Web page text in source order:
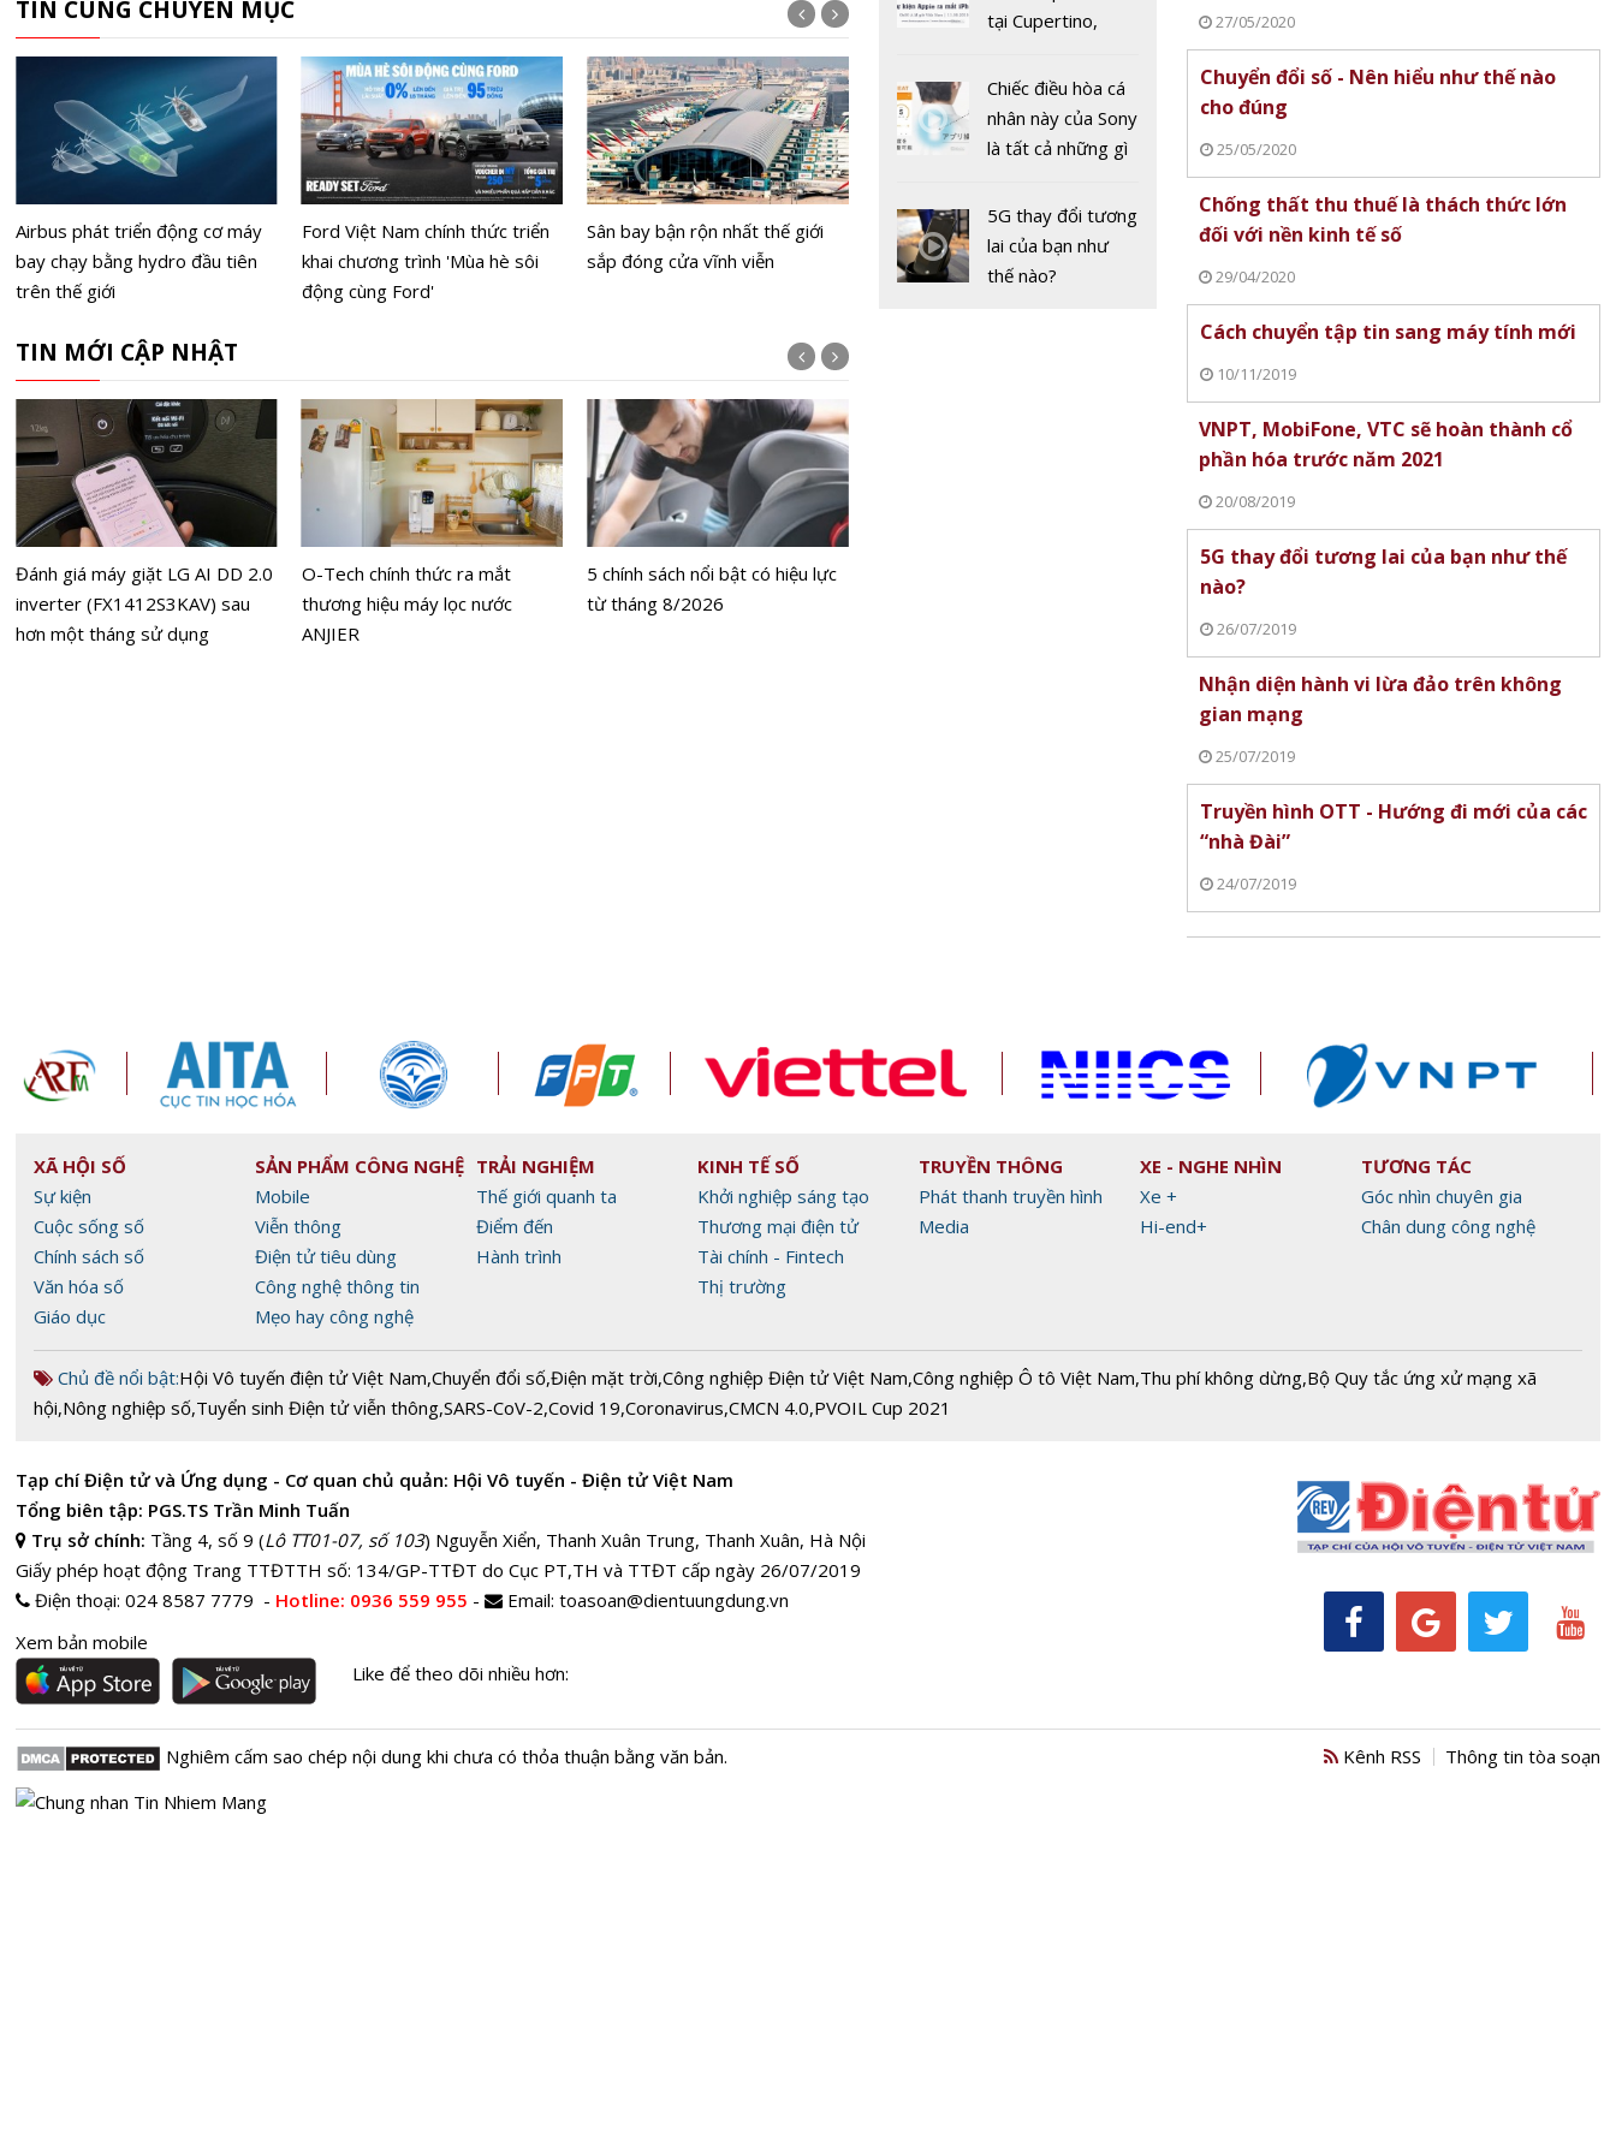
TIN CÙNG CHUYÊN MỤC
Airbus phát triển động cơ máy
bay chạy bằng hydro đầu tiên
trên thế giới
Ford Việt Nam chính thức triển
khai chương trình 'Mùa hè sôi
động cùng Ford'
Sân bay bận rộn nhất thế giới
sắp đóng cửa vĩnh viễn
xe sang trở thành phòng hòa
nhạc di động
Ford Mustang Mach-E có mức
giá mới, 1.699.000.000 đồng
SUV Baojun Yunhai
ký bảo hộ công
TIN MỚI CẬP NHẬT
Đánh giá máy giặt LG AI DD 2.0
inverter (FX1412S3KAV) sau
hơn một tháng sử dụng
O-Tech chính thức ra mắt
thương hiệu máy lọc nước
ANJIER
5 chính sách nổi bật có hiệu lực
từ tháng 8/2026
Xiaomi ra mắt REDMI 17 Series
chính thức ra mắt, giá từ 5,5
triệu đồng
tương lai xuất khẩu
Alibaba.com
ExMotion: Có
xứng đáng 105
triệu đồng?
tại Cupertino,
Chiếc điều hòa cá
nhân này của Sony
là tất cả những gì
sót qua mùa hè
nóng nực
5G thay đổi tương
lai của bạn như
thế nào?
27/05/2020
Chuyển đổi số - Nên hiểu như thế nào
cho đúng
25/05/2020
Chống thất thu thuế là thách thức lớn
đối với nền kinh tế số
29/04/2020
Cách chuyển tập tin sang máy tính mới
10/11/2019
VNPT, MobiFone, VTC sẽ hoàn thành cổ
phần hóa trước năm 2021
20/08/2019
5G thay đổi tương lai của bạn như thế
nào?
26/07/2019
Nhận diện hành vi lừa đảo trên không
gian mạng
25/07/2019
Truyền hình OTT - Hướng đi mới của các
“nhà Đài”
24/07/2019
XÃ HỘI SỐ
Sự kiện
Cuộc sống số
Chính sách số
Văn hóa số
Giáo dục
SẢN PHẨM CÔNG NGHỆ
Mobile
Viễn thông
Điện tử tiêu dùng
Công nghệ thông tin
Mẹo hay công nghệ
TRẢI NGHIỆM
Thế giới quanh ta
Điểm đến
Hành trình
KINH TẾ SỐ
Khởi nghiệp sáng tạo
Thương mại điện tử
Tài chính - Fintech
Thị trường
TRUYỀN THÔNG
Phát thanh truyền hình
Media
XE - NGHE NHÌN
Xe +
Hi-end+
TƯƠNG TÁC
Góc nhìn chuyên gia
Chân dung công nghệ
Chủ đề nổi bật:Hội Vô tuyến điện tử Việt Nam,Chuyển đổi số,Điện mặt trời,Công nghiệp Điện tử Việt Nam,Công nghiệp Ô tô Việt Nam,Thu phí không dừng,Bộ Quy tắc ứng xử mạng xã
hội,Nông nghiệp số,Tuyển sinh Điện tử viễn thông,SARS-CoV-2,Covid 19,Coronavirus,CMCN 4.0,PVOIL Cup 2021
Tạp chí Điện tử và Ứng dụng - Cơ quan chủ quản: Hội Vô tuyến - Điện tử Việt Nam
Tổng biên tập: PGS.TS Trần Minh Tuấn
Trụ sở chính: Tầng 4, số 9 (Lô TT01-07, số 103) Nguyễn Xiển, Thanh Xuân Trung, Thanh Xuân, Hà Nội
Giấy phép hoạt động Trang TTĐTTH số: 134/GP-TTĐT do Cục PT,TH và TTĐT cấp ngày 26/07/2019
Điện thoại: 024 8587 7779 - Hotline: 0936 559 955 - Email: toasoan@dientuungdung.vn
Xem bản mobile
Like để theo dõi nhiều hơn:
Nghiêm cấm sao chép nội dung khi chưa có thỏa thuận bằng văn bản. Kênh RSS Thông tin tòa soạn